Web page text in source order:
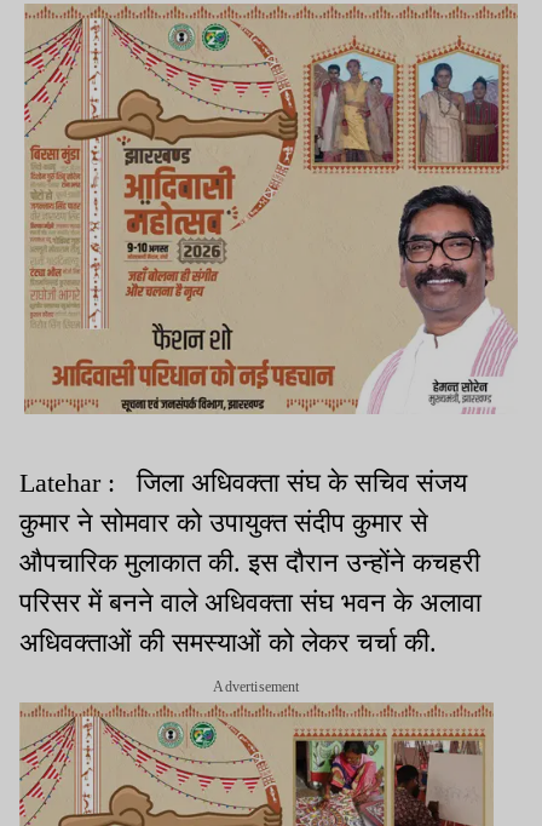
Latehar : जिला अधिवक्‍ता संघ के सचिव संजय
कुमार ने सोमवार को उपायुक्‍त संदीप कुमार से
औपचारिक मुलाकात की. इस दौरान उन्‍होंने कचहरी
परिसर में बनने वाले अधिवक्‍ता संघ भवन के अलावा
अधिवक्ताओं की समस्याओं को लेकर चर्चा की.
Advertisement